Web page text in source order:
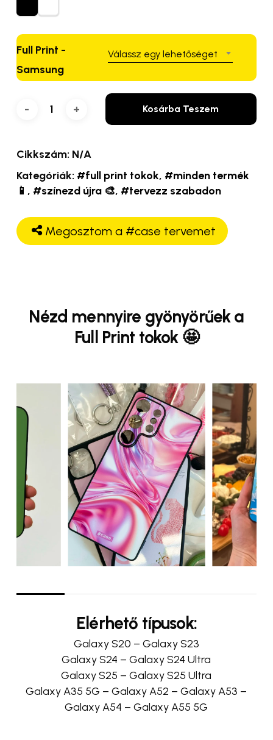
Full Print -
Samsung
Válassz egy lehetőséget
Kosárba Teszem
Cikkszám: N/A
Kategóriák: #full print tokok, #minden termék
📱 , #színezd újra 🎨, #tervezz szabadon
Megosztom a #case tervemet
Nézd mennyire gyönyörűek a
Full Print tokok 🤩
Elérhető típusok:
Galaxy S20 – Galaxy S23
Galaxy S24 – Galaxy S24 Ultra
Galaxy S25 – Galaxy S25 Ultra
Galaxy A35 5G – Galaxy A52 – Galaxy A53 –
Galaxy A54 – Galaxy A55 5G